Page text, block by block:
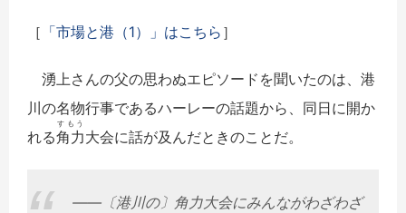
［ 「市場と港（1）」はこちら ］
湧上さんの父の思わぬエピソードを聞いたのは、港
川の名物行事であるハーレーの話題から、同日に開か
れる角力
すもう
大会に話が及んだときのことだ。
――〔港川の〕角力大会にみんながわざわざ